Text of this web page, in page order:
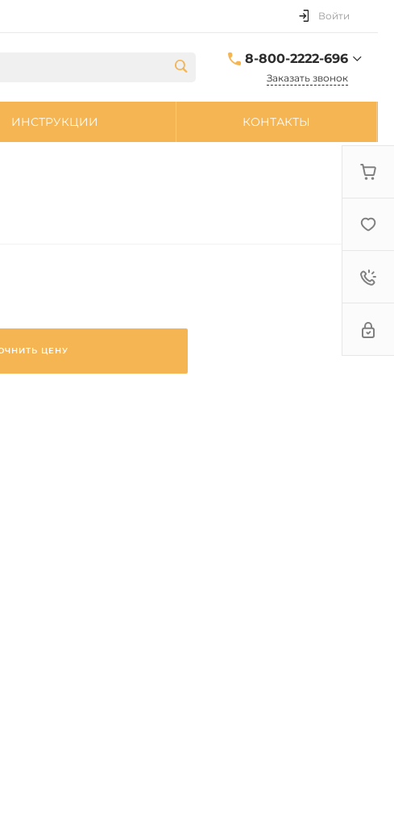
Войти
8-800-2222-696
sale@zpdetal.ru
Заказать звонок
ИНСТРУКЦИИ КОНТАКТЫ
ЦЕНУ